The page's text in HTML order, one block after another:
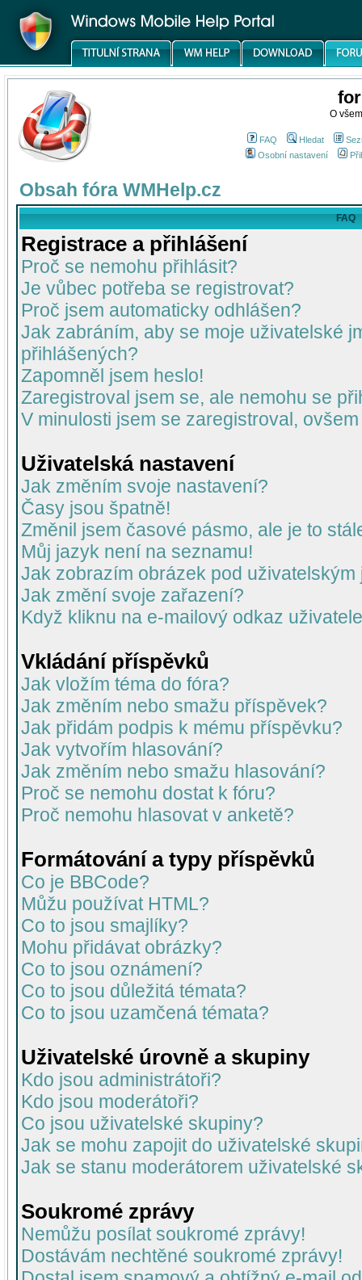
O
FAQ Hledat
Osobní nastavení
Obsah fóra WMHelp.cz
FAQ
Registrace a přihlášení
Proč se nemohu přihlásit?
Je vůbec potřeba se registrovat?
Proč jsem automaticky odhlášen?
Jak zabráním, aby se moje uživatelské
přihlášených?
Zapomněl jsem heslo!
Zaregistroval jsem se, ale nemohu se
V minulosti jsem se zaregistroval,
Uživatelská nastavení
Jak změním svoje nastavení?
Časy jsou špatně!
Změnil jsem časové pásmo, ale je to
Můj jazyk není na seznamu!
Jak zobrazím obrázek pod uživatelským
Jak změní svoje zařazení?
Když kliknu na e-mailový odkaz
Vkládání příspěvků
Jak vložím téma do fóra?
Jak změním nebo smažu příspěvek?
Jak přidám podpis k mému příspěvku?
Jak vytvořím hlasování?
Jak změním nebo smažu hlasování?
Proč se nemohu dostat k fóru?
Proč nemohu hlasovat v anketě?
Formátování a typy příspěvků
Co je BBCode?
Můžu používat HTML?
Co to jsou smajlíky?
Mohu přidávat obrázky?
Co to jsou oznámení?
Co to jsou důležitá témata?
Co to jsou uzamčená témata?
Uživatelské úrovně a skupiny
Kdo jsou administrátoři?
Kdo jsou moderátoři?
Co jsou uživatelské skupiny?
Jak se mohu zapojit do uživatelské
Jak se stanu moderátorem uživatelské
Soukromé zprávy
Nemůžu posílat soukromé zprávy!
Dostávám nechtěné soukromé zprávy!